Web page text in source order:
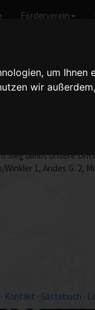
um
wir
Förderverein
9:3
bleibt unsere
1, Andes G. 2,
· Kontakt · Gästebuch ·